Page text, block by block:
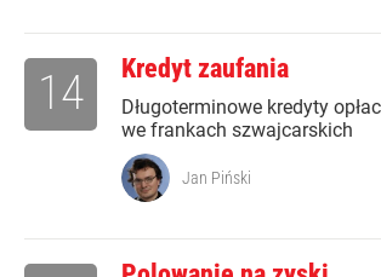
Kredyt zaufania
Długoterminowe kredyty
we frankach szwajcarskich
14
Jan Piński